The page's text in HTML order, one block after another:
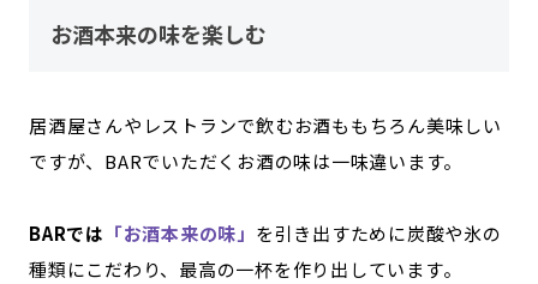
お酒本来の味を楽しむ
居酒屋さんやレストランで飲むお酒ももちろん美味しい
ですが、BARでいただくお酒の味は一味違います。
BARでは 「お酒本来の味」 を引き出すために炭酸や氷の
種類にこだわり、最高の一杯を作り出しています。